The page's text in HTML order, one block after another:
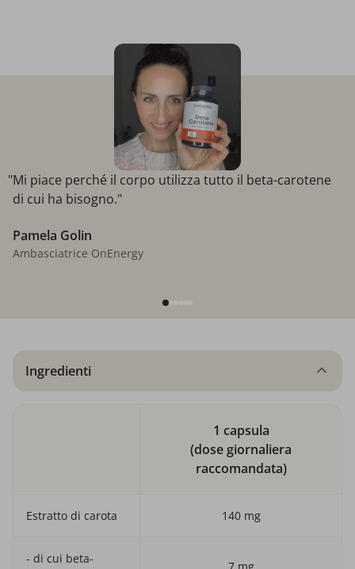
"Mi piace perché il corpo utilizza tutto il beta-carotene
di cui ha bisogno."
Pamela Golin
Ambasciatrice OnEnergy
Ingredienti
1 capsula
(dose giornaliera
raccomandata)
Estratto di carota 140 mg
- di cui beta-